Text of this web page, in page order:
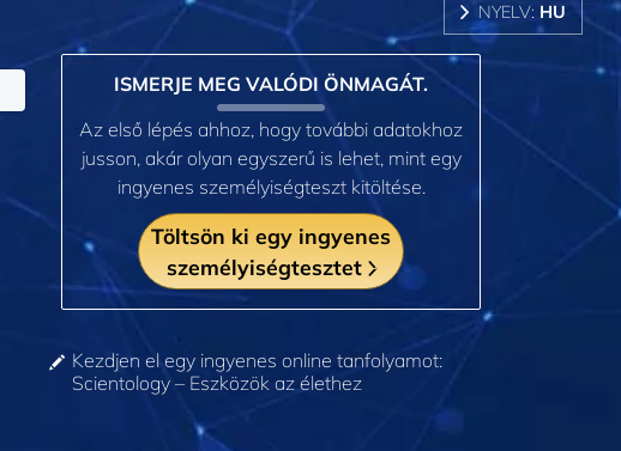
NYELV: HU
ISMERJE MEG VALÓDI ÖNMAGÁT.
Az első lépés ahhoz, hogy további adatokhoz
jusson, akár olyan egyszerű is lehet, mint egy
ingyenes személyiségteszt kitöltése.
Töltsön ki egy ingyenes
személyiségtesztet
Kezdjen el egy ingyenes online tanfolyamot:
Scientology – Eszközök az élethez